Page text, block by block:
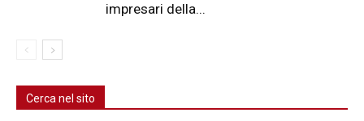
impresari della...
Cerca nel sito